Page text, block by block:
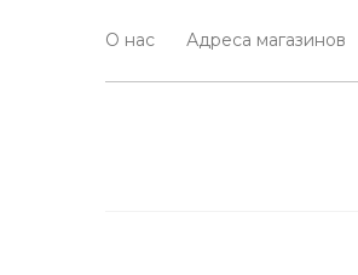
О нас Адреса магазинов